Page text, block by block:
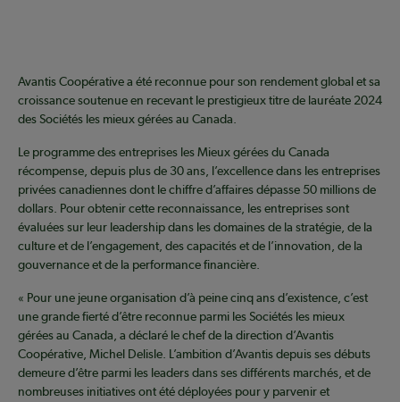
Avantis Coopérative a été reconnue pour son rendement global et sa
croissance soutenue en recevant le prestigieux titre de lauréate 2024
des Sociétés les mieux gérées au Canada.
Le programme des entreprises les Mieux gérées du Canada
récompense, depuis plus de 30 ans, l’excellence dans les entreprises
privées canadiennes dont le chiffre d’affaires dépasse 50 millions de
dollars. Pour obtenir cette reconnaissance, les entreprises sont
évaluées sur leur leadership dans les domaines de la stratégie, de la
culture et de l’engagement, des capacités et de l’innovation, de la
gouvernance et de la performance financière.
« Pour une jeune organisation d’à peine cinq ans d’existence, c’est
une grande fierté d’être reconnue parmi les Sociétés les mieux
gérées au Canada, a déclaré le chef de la direction d’Avantis
Coopérative, Michel Delisle. L’ambition d’Avantis depuis ses débuts
demeure d’être parmi les leaders dans ses différents marchés, et de
nombreuses initiatives ont été déployées pour y parvenir et